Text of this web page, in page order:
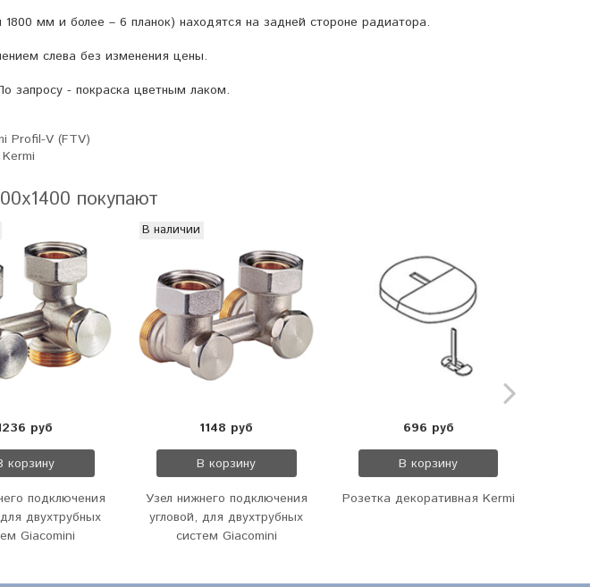
мм и более – 6 планок) находятся на задней стороне радиатора.
слева без изменения цены.
запросу - покраска цветным лаком.
Profil-V (FTV)
покупают
руб
корзину
подключения
двухтрубных
Giacomini
В наличии
1148 руб
В корзину
Узел нижнего подключения
угловой, для двухтрубных
систем Giacomini
696 руб
В корзину
Розетка декоративная Kermi